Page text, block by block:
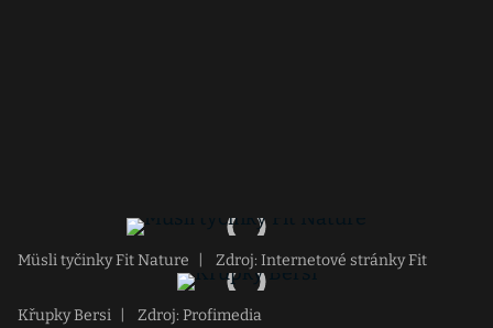
Müsli tyčinky Fit Nature Zdroj: Internetové stránky Fit
Křupky Bersi Zdroj: Profimedia